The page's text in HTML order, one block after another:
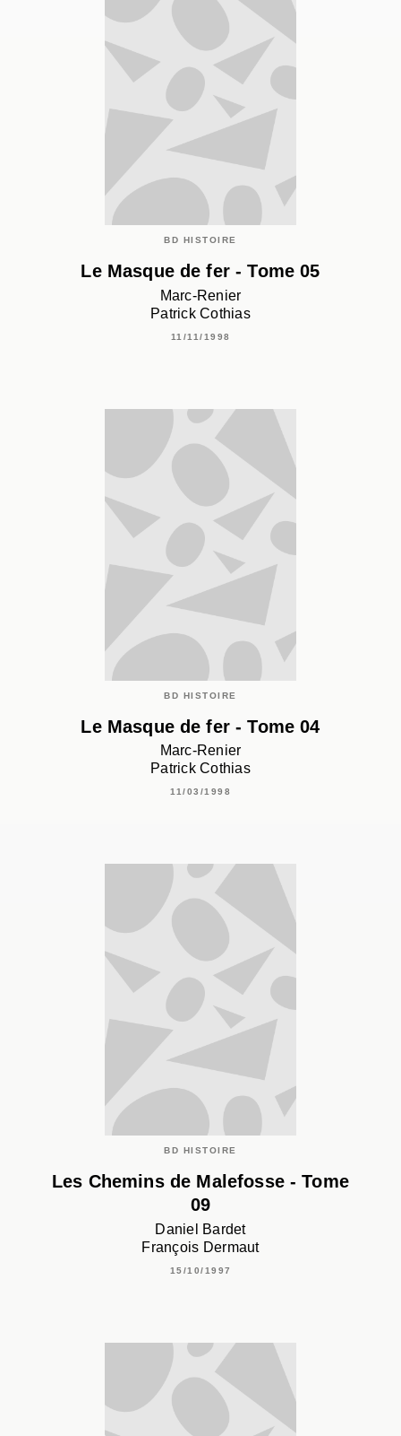
BD HISTOIRE
Le Masque de fer - Tome 05
Marc-Renier
Patrick Cothias
11/11/1998
BD HISTOIRE
Le Masque de fer - Tome 04
Marc-Renier
Patrick Cothias
11/03/1998
BD HISTOIRE
Les Chemins de Malefosse - Tome
09
Daniel Bardet
François Dermaut
15/10/1997